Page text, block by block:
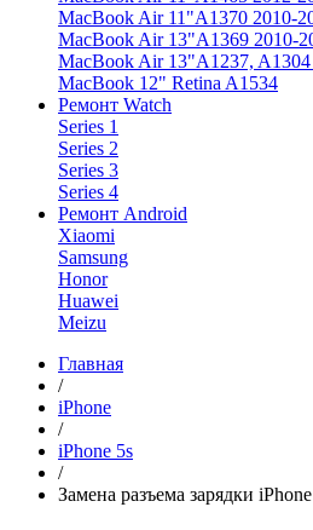
MacBook Air 11"A1370 2010-
MacBook Air 13"A1369 2010-
MacBook Air 13"A1237,
MacBook 12" Retina A1534
Ремонт Watch
Series 1
Series 2
Series 3
Series 4
Ремонт Android
Xiaomi
Samsung
Honor
Huawei
Meizu
Главная
/
iPhone
/
iPhone 5s
/
Замена разъема зарядки